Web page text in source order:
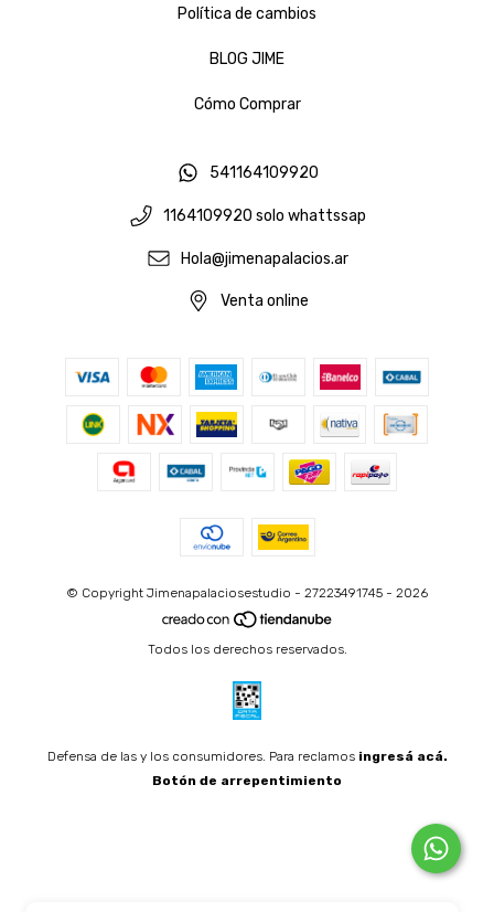
Política de cambios
BLOG JIME
Cómo Comprar
541164109920
1164109920 solo whattssap
Hola@jimenapalacios.ar
Venta online
© Copyright Jimenapalaciosestudio - 27223491745 - 2026
Todos los derechos reservados.
Defensa de las y los consumidores. Para reclamos ingresá acá.
Botón de arrepentimiento